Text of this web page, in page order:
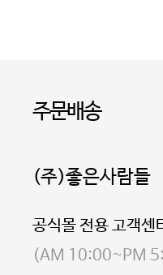
주문배송
(주)좋은사람들
대표 이성현,박영환
소재지 서울특별시
공식몰 전용 고객센
(AM 10:00~PM